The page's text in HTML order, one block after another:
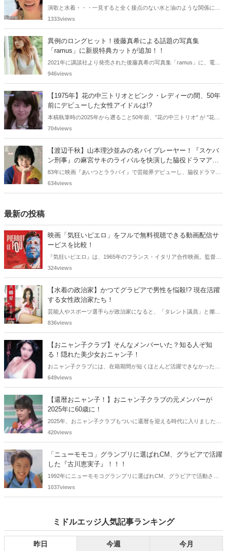
演歌と水着・・・一見すると全く接点のない水と油のような関係に思
えますが、実は、水着姿を披露した経験を持つ女性演歌歌手は何人か
披露した歌手も!? 今回は、水着姿を公開したことのある5人の女性演
歌歌手をご紹介します。
1333views
異例のロングヒット！後藤真希による話題の写真集
「ramus」に新規特典カットが追加！！
2021年に講談社より発売された後藤真希の写真集「ramus」に、電子
版限定特典として新たな5カットを追加した「電子書籍限定カット付
946views
【1975年】花の中三トリオとピンク・レディーの間、50年
前にデビューした女性アイドルは!?
本稿執筆時の2025年から遡ること50年前、"花の中三トリオ" が "花の
高二トリオ" になり、ピンク・レディーはまだデビュー前でした。そ
役の歌手から、"◯◯の女王" と呼ばれるあの大女優まで、1975年デビ
ューの女性アイドルを振り返ります。
704views
【渡辺千秋】山本理沙並みの名バイプレーヤー！『スケバ
ン刑事』の麻宮サキのライバルを快演した脇役ドラマアイ
ドルとは！？
83年に映画『あいつとララバイ』で芸能界デビューし、脇役ドラマア
イドルとして様々なドラマに出演した渡辺千秋さん。『スケバン刑
634views
最新の投稿
映画「気狂いピエロ」をフルで無料視聴できる動画配信サ
ービスを比較！
『気狂いピエロ』は、1965年のフランス・イタリア合作映画。監督は
ジャン＝リュック・ゴダール。アンナ・カリーナ、ジャン＝ポール・
をご紹介します。
324views
【水着の政治家】かつてグラビアで男性を悩殺!? 現在活躍
する女性政治家たち！
芸能人やスポーツ選手らが政治家になると、「タレント議員」と揶揄
されることがありますが、同時に、"タレントとしての活躍" が再注目
わどいショットで多くの男性を魅了した女性も!? 今回は、そんなグラ
ビアで活躍した女性政治家6名をご紹介します。
836views
【おニャン子クラブ】そんなメンバーいた？知る人ぞ知
る！隠れた美少女おニャン子！
おニャン子クラブには、在籍期間が短くほとんど活躍できなかったも
のの、知る人ぞ知る "美少女おニャン子" がいました。それも、強制的
子まで様々です。今回は、筆者の独断と偏見で、4人の "隠れ美少女お
ニャン子" をご紹介します。
649views
【還暦おニャン子！】おニャン子クラブの元メンバーが
2025年に60歳に！
2025年、おニャン子クラブもついに還暦を迎える時代に入りました。
おニャン子クラブの元メンバーは全員が昭和40年代生まれで、そのう
れ）の二人です。しかも、この二人には年齢以外の共通点もありま
す。さて、誰と誰でしょうか？
420views
「ニューモモコ」グランプリに選ばれCM、グラビアで活躍
した『古川恵実子』！！！
1992年にニューモモコグランプリに選ばれCM、グラビアで活動され
ていた古川恵実子さん。2010年3月頃まではラジオDJを担当されてい
1037views
ミドルエッジ人気記事ランキング
昨日 今週 今月